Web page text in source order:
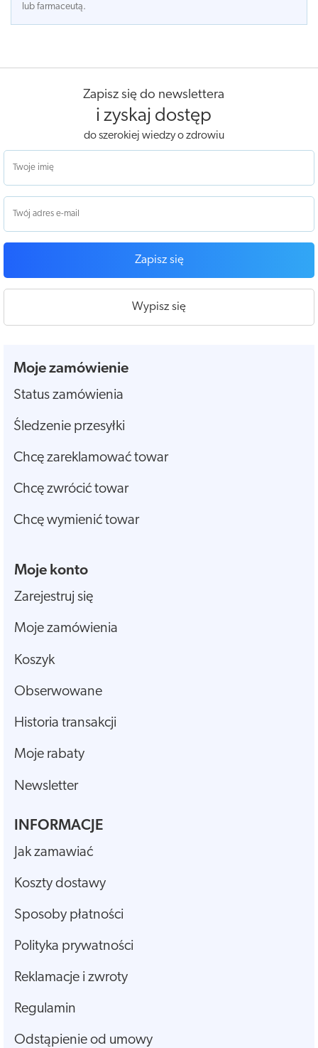
lub farmaceutą.
Zapisz się do newslettera
i zyskaj dostęp
do szerokiej wiedzy o zdrowiu
Zapisz się
Wypisz się
Moje zamówienie
Status zamówienia
Śledzenie przesyłki
Chcę zareklamować towar
Chcę zwrócić towar
Chcę wymienić towar
Moje konto
Zarejestruj się
Moje zamówienia
Koszyk
Obserwowane
Historia transakcji
Moje rabaty
Newsletter
INFORMACJE
Jak zamawiać
Koszty dostawy
Sposoby płatności
Polityka prywatności
Reklamacje i zwroty
Regulamin
Odstąpienie od umowy